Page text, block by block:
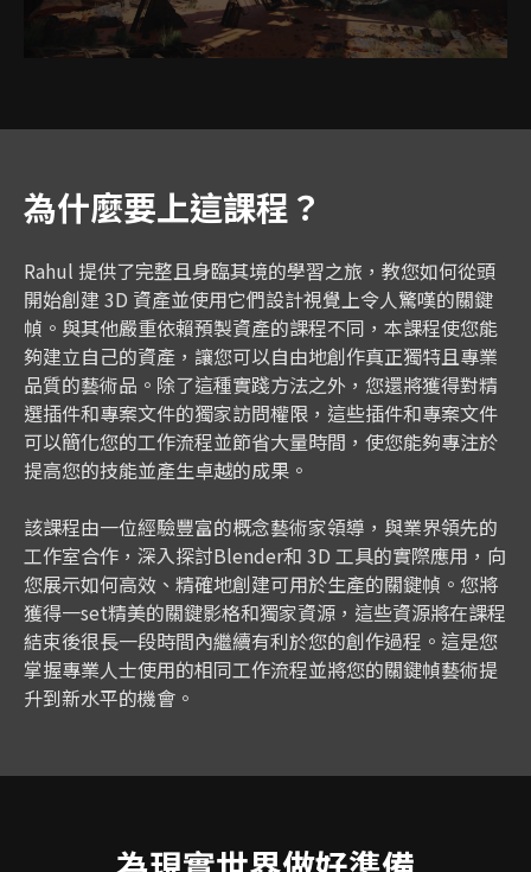
為什麼要上這課程？
Rahul 提供了完整且身臨其境的學習之旅，教您如何從頭
開始創建 3D 資產並使用它們設計視覺上令人驚嘆的關鍵
幀。與其他嚴重依賴預製資產的課程不同，本課程使您能
夠建立自己的資產，讓您可以自由地創作真正獨特且專業
品質的藝術品。除了這種實踐方法之外，您還將獲得對精
選插件和專案文件的獨家訪問權限，這些插件和專案文件
可以簡化您的工作流程並節省大量時間，使您能夠專注於
提高您的技能並產生卓越的成果。
該課程由一位經驗豐富的概念藝術家領導，與業界領先的
工作室合作，深入探討Blender和 3D 工具的實際應用，向
您展示如何高效、精確地創建可用於生產的關鍵幀。您將
獲得一set精美的關鍵影格和獨家資源，這些資源將在課程
結束後很長一段時間內繼續有利於您的創作過程。這是您
掌握專業人士使用的相同工作流程並將您的關鍵幀藝術提
升到新水平的機會。